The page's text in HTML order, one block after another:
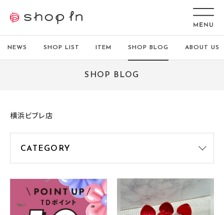
NEWS SHOP LIST ITEM SHOP BLOG ABOUT US
SHOP BLOG
横浜ビブレ店